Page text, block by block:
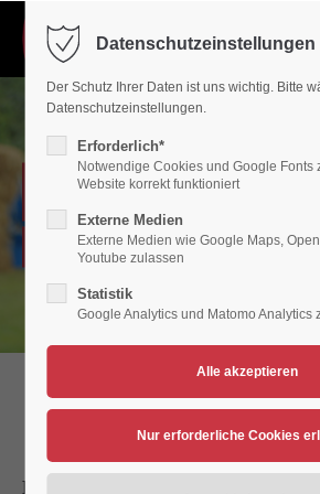
Login
Benutzername
Anmelden
Support
BOGENSPORT
Bogensport - VfB Polch
Werden Sie
BOGENSCHIEßEN?! KANN
Datenschutzeinstellungen
Der Schutz Ihrer Daten ist uns wichtig. Bitte
Datenschutzeinstellungen.
Erforderlich*
Notwendige Cookies und Google Fonts
Website korrekt funktioniert
Externe Medien
Externe Medien wie Google Maps,
Youtube zulassen
Statistik
Google Analytics und Matomo Analytics